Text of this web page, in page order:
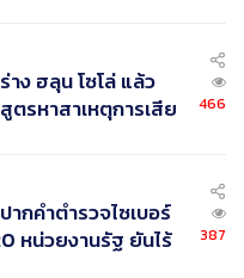
ษณ์ประจำกรมทหารราบ
าง ฮลุน โซโล่ แล้ว
ตรหาสาเหตุการเสีย
466
ากคำตำรวจไซเบอร์
หน่วยงานรัฐ ยันไร้
387